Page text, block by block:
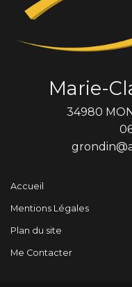
Marie-
34980
Accueil
Mentions Légales
Plan du site
Me Contacter